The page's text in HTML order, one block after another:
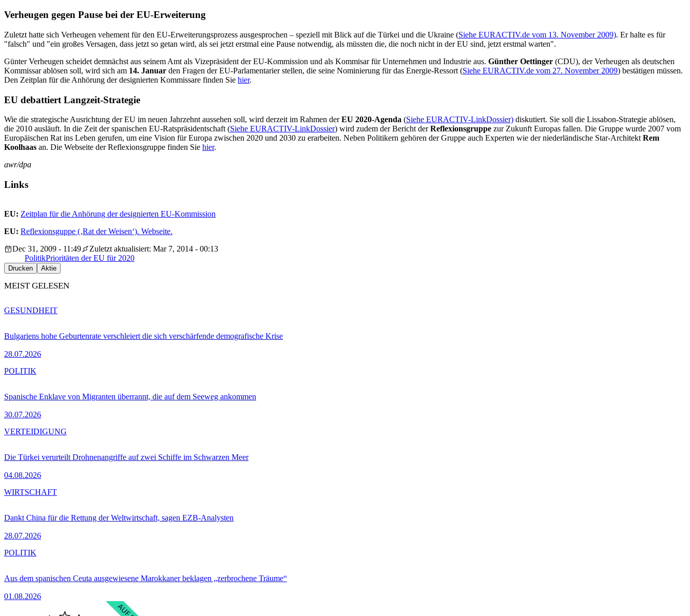
Verheugen gegen Pause bei der EU-Erweiterung
Zuletzt hatte sich Verheugen vehement für den EU-Erweiterungsprozess ausgesprochen – speziell mit Blick auf die Türkei und die Ukraine (Siehe EURACTIV.de vom 13. November 2009). Er halte es für
"falsch" und "ein großes Versagen, dass jetzt so getan wird, als sei jetzt erstmal eine Pause notwendig, als müssten die, die noch nicht in der EU sind, jetzt erstmal warten".
Günter Verheugen scheidet demnächst aus seinem Amt als Vizepräsident der EU-Kommission und als Kommisar für Unternehmen und Industrie aus. Günther Oettinger (CDU), der Verheugen als deutschen
Kommissar ablösen soll, wird sich am 14. Januar den Fragen der EU-Parlamentarier stellen, die seine Nominierung für das Energie-Ressort (Siehe EURACTIV.de vom 27. November 2009) bestätigen müssen.
Den Zeitplan für die Anhörung der designierten Kommissare finden Sie hier.
EU debattiert Langzeit-Strategie
Wie die strategische Ausrichtung der EU im neuen Jahrzehnt aussehen soll, wird derzeit im Rahmen derEU 2020-Agenda (Siehe EURACTIV-LinkDossier) diskutiert. Sie soll die Lissabon-Strategie ablösen,
die 2010 ausläuft. In die Zeit der spanischen EU-Ratspräsidentschaft (Siehe EURACTIV-LinkDossier) wird zudem der Bericht derReflexionsgruppe zur Zukunft Europas fallen. Die Gruppe wurde 2007 vom
Europäischen Rat ins Leben gerufen, um eine Vision für Europa zwischen 2020 und 2030 zu erarbeiten. Neben Politikern gehören der Gruppe auch Experten wie der niederländische Star-Architekt Rem
Koolhaas an. Die Webseite der Reflexionsgruppe finden Sie hier.
awr/dpa
Links
EU: Zeitplan für die Anhörung der designierten EU-Kommission
EU: Reflexionsguppe (‚Rat der Weisen‘). Webseite.
Dec 31, 2009 - 11:49
Zuletzt aktualisiert: Mar 7, 2014 - 00:13
PolitikPrioritäten der EU für 2020
Drucken Aktie
MEIST GELESEN
Bulgariens hohe Geburtenrate verschleiert die sich verschärfende demografische Krise
28.07.2026
GESUNDHEIT
Spanische Enklave von Migranten überrannt, die auf dem Seeweg ankommen
30.07.2026
POLITIK
Die Türkei verurteilt Drohnenangriffe auf zwei Schiffe im Schwarzen Meer
04.08.2026
VERTEIDIGUNG
Dankt China für die Rettung der Weltwirtschaft, sagen EZB-Analysten
28.07.2026
WIRTSCHAFT
Aus dem spanischen Ceuta ausgewiesene Marokkaner beklagen „zerbrochene Träume“
01.08.2026
POLITIK